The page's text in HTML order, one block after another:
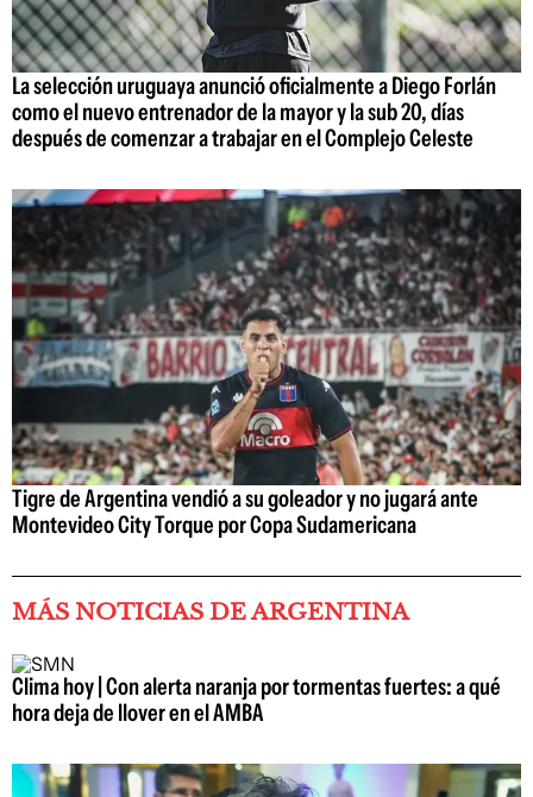
La selección uruguaya anunció oficialmente a Diego Forlán
como el nuevo entrenador de la mayor y la sub 20, días
después de comenzar a trabajar en el Complejo Celeste
Tigre de Argentina vendió a su goleador y no jugará ante
Montevideo City Torque por Copa Sudamericana
MÁS NOTICIAS DE ARGENTINA
Clima hoy | Con alerta naranja por tormentas fuertes: a qué
hora deja de llover en el AMBA